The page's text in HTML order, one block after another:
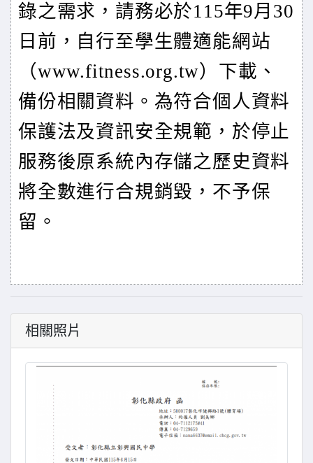
錄之需求，請務必於115年9月30
日前，自行至學生體適能網站
（www.fitness.org.tw）下載、
備份相關資料。為符合個人資料
保護法及資訊安全規範，於停止
服務後原系統內存儲之歷史資料
將全數進行合規銷毀，不予保
留。
相關照片